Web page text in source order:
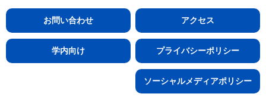
アクセス
お問い合わせ
プライバシーポリシー
学内向け
ソーシャルメディアポリシー